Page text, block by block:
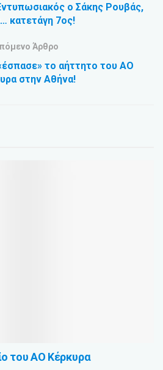
ο Σάκης Ρουβάς,
κατετάγη 7ος!
Άρθρο
το αήττητο του ΑΟ
στην Αθήνα!
του ΑΟ Κέρκυρα